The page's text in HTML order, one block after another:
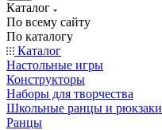
Каталог
По всему сайту
По каталогу
Каталог
Настольные игры
Конструкторы
Наборы для творчества
Школьные ранцы и рюкзаки
Ранцы